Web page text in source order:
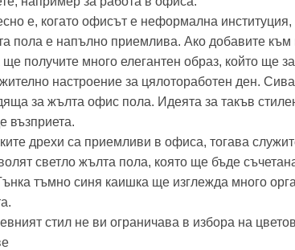
е, когато офисът е неформална институция,
пола е напълно приемлива. Ако добавите към
ще получите много елегантен образ, който ще
настроение за цялотоработен ден.
за жълта офис пола. Идеята за такъв
възприета.
дрехи са приемливи в офиса, тогава
светло жълта пола, която ще бъде
тъмно синя каишка ще изглежда много
стил не ви ограничава в избора на